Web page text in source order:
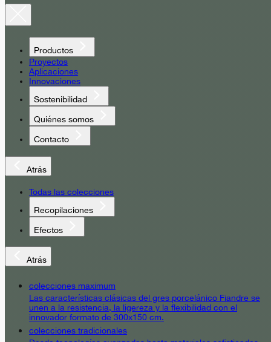
Productos
Proyectos
Aplicaciones
Innovaciones
Sostenibilidad
Quiénes somos
Contacto
Atrás
Todas las colecciones
Recopilaciones
Efectos
Atrás
colecciones maximum
Las características clásicas del gres porcelánico Fiandre se
unen a la resistencia, la ligereza y la flexibilidad con el
innovador formato de 300x150 cm.
colecciones tradicionales